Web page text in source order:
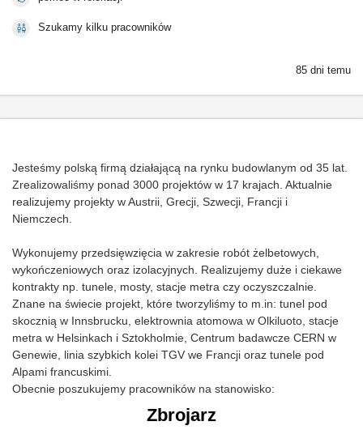
Szukamy kilku pracowników
85 dni temu
Jesteśmy polską firmą działającą na rynku budowlanym od 35 lat.
Zrealizowaliśmy ponad 3000 projektów w 17 krajach. Aktualnie
realizujemy projekty w Austrii, Grecji, Szwecji, Francji i
Niemczech.
Wykonujemy przedsięwzięcia w zakresie robót żelbetowych,
wykończeniowych oraz izolacyjnych. Realizujemy duże i ciekawe
kontrakty np. tunele, mosty, stacje metra czy oczyszczalnie.
Znane na świecie projekt, które tworzyliśmy to m.in: tunel pod
skocznią w Innsbrucku, elektrownia atomowa w Olkiluoto, stacje
metra w Helsinkach i Sztokholmie, Centrum badawcze CERN w
Genewie, linia szybkich kolei TGV we Francji oraz tunele pod
Alpami francuskimi.
Obecnie poszukujemy pracowników na stanowisko:
Zbrojarz